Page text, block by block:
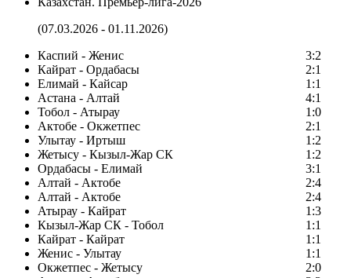
(07.03.2026 - 01.11.2026)
Каспий - Женис
3:2
Кайрат - Ордабасы
2:1
Елимай - Кайсар
1:1
Астана - Алтай
4:1
Тобол - Атырау
1:0
Актобе - Окжетпес
2:1
Улытау - Иртыш
1:2
Жетысу - Кызыл-Жар СК
1:2
Ордабасы - Елимай
3:1
Алтай - Актобе
2:4
Алтай - Актобе
2:4
Атырау - Кайрат
1:3
Кызыл-Жар СК - Тобол
1:1
Кайрат - Кайрат
1:1
Женис - Улытау
1:1
Окжетпес - Жетысу
2:0